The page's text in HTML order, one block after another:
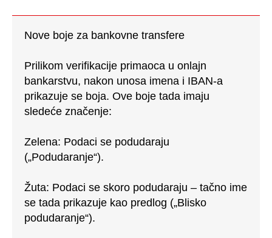
Nove boje za bankovne transfere
Prilikom verifikacije primaoca u onlajn
bankarstvu, nakon unosa imena i IBAN-a
prikazuje se boja. Ove boje tada imaju
sledeće značenje:
Zelena: Podaci se podudaraju
(„Podudaranje“).
Žuta: Podaci se skoro podudaraju – tačno ime
se tada prikazuje kao predlog („Blisko
podudaranje“).